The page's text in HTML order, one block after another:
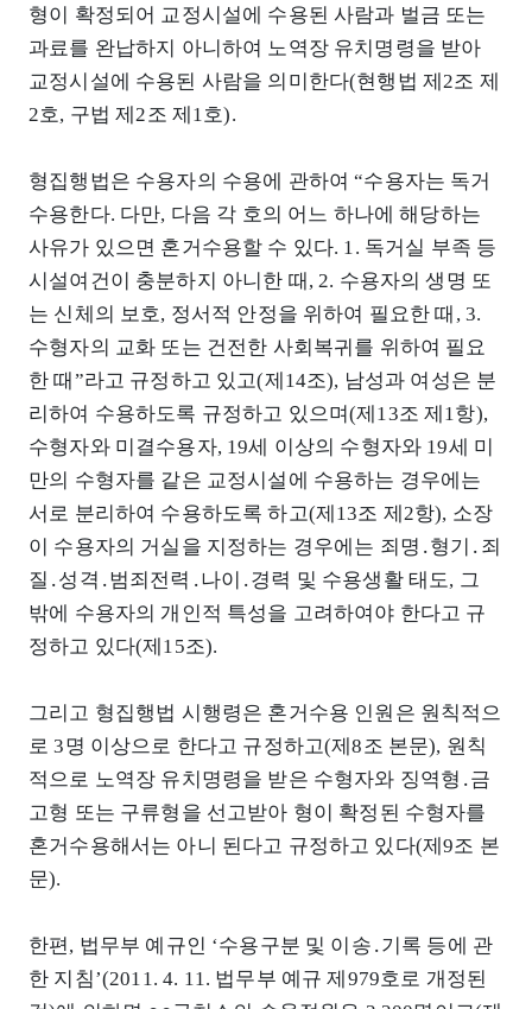
형이 확정되어 교정시설에 수용된 사람과 벌금 또는
과료를 완납하지 아니하여 노역장 유치명령을 받아
교정시설에 수용된 사람을 의미한다(현행법 제2조 제
2호, 구법 제2조 제1호).
형집행법은 수용자의 수용에 관하여 “수용자는 독거
수용한다. 다만, 다음 각 호의 어느 하나에 해당하는
사유가 있으면 혼거수용할 수 있다. 1. 독거실 부족 등
시설여건이 충분하지 아니한 때, 2. 수용자의 생명 또
는 신체의 보호, 정서적 안정을 위하여 필요한 때, 3.
수형자의 교화 또는 건전한 사회복귀를 위하여 필요
한 때”라고 규정하고 있고(제14조), 남성과 여성은 분
리하여 수용하도록 규정하고 있으며(제13조 제1항),
수형자와 미결수용자, 19세 이상의 수형자와 19세 미
만의 수형자를 같은 교정시설에 수용하는 경우에는
서로 분리하여 수용하도록 하고(제13조 제2항), 소장
이 수용자의 거실을 지정하는 경우에는 죄명․형기․죄
질․성격․범죄전력․나이․경력 및 수용생활 태도, 그
밖에 수용자의 개인적 특성을 고려하여야 한다고 규
정하고 있다(제15조).
그리고 형집행법 시행령은 혼거수용 인원은 원칙적으
로 3명 이상으로 한다고 규정하고(제8조 본문), 원칙
적으로 노역장 유치명령을 받은 수형자와 징역형․금
고형 또는 구류형을 선고받아 형이 확정된 수형자를
혼거수용해서는 아니 된다고 규정하고 있다(제9조 본
문).
한편, 법무부 예규인 ‘수용구분 및 이송․기록 등에 관
한 지침’(2011. 4. 11. 법무부 예규 제979호로 개정된